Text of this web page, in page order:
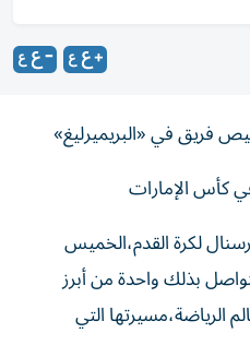
فريق في «البريميرليغ»
كأس الإمارات
لكرة القدم،الخميس
بذلك واحدة من أبرز
الرياضة،مسيرتها التي